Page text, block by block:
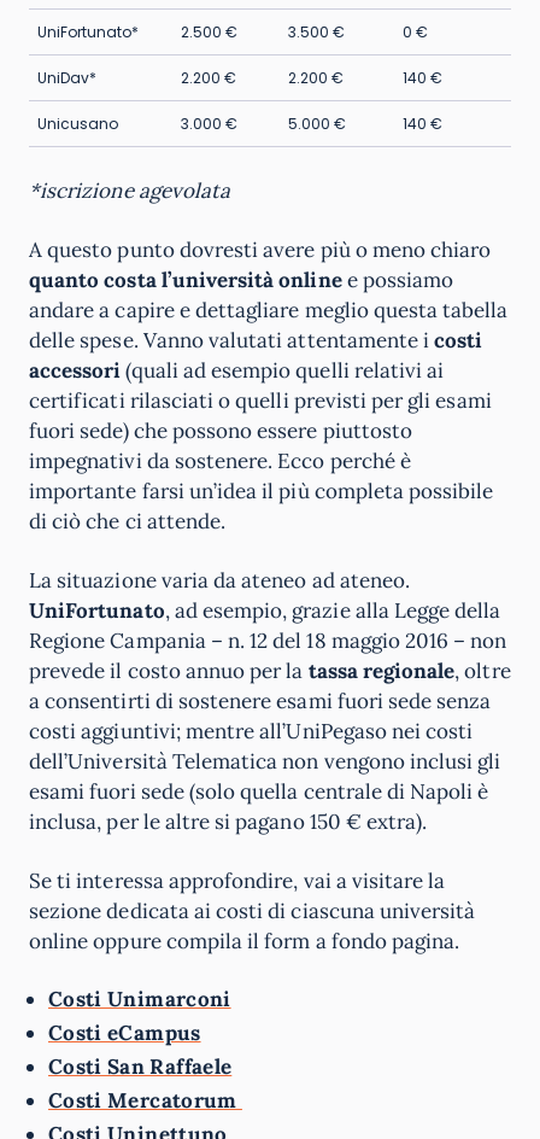
UniFortunato* 2.500 € 3.500 € 0 €
UniDav* 2.200 € 2.200 € 140 €
Unicusano 3.000 € 5.000 € 140 €
*iscrizione agevolata
A questo punto dovresti avere più o meno chiaro
quanto costa l’università onlinee possiamo
andare a capire e dettagliare meglio questa tabella
delle spese. Vanno valutati attentamente icosti
accessori(quali ad esempio quelli relativi ai
certificati rilasciati o quelli previsti per gli esami
fuori sede) che possono essere piuttosto
impegnativi da sostenere. Ecco perché è
importante farsi un’idea il più completa possibile
di ciò che ci attende.
La situazione varia da ateneo ad ateneo.
UniFortunato, ad esempio, grazie alla Legge della
Regione Campania – n. 12 del 18 maggio 2016 – non
prevede il costo annuo per la tassa regionale, oltre
a consentirti di sostenere esami fuori sede senza
costi aggiuntivi; mentre all’UniPegaso nei costi
dell’Università Telematica non vengono inclusi gli
esami fuori sede (solo quella centrale di Napoli è
inclusa, per le altre si pagano 150 € extra).
Se ti interessa approfondire, vai a visitare la
sezione dedicata ai costi di ciascuna università
online oppure compila il form a fondo pagina.
Costi Unimarconi
Costi eCampus
Costi San Raffaele
Costi Mercatorum